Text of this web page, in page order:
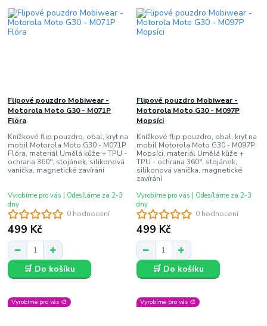
0 hodnocení
Flipové pouzdro Mobiwear -
Motorola Moto G30 - M071P
Flóra
Knížkové flip pouzdro, obal, kryt na
mobil Motorola Moto G30 - M071P
Flóra, materiál Umělá kůže + TPU -
ochrana 360°, stojánek, silikonová
vanička, magnetické zavírání
499 Kč
Vyrobíme pro vás | Odesíláme za 2-3
dny
🛒 Do košíku
0 hodnocení
Flipové pouzdro Mobiwear -
Motorola Moto G30 - M097P
Mopsíci
Knížkové flip pouzdro, obal, kryt na
mobil Motorola Moto G30 - M097P
Mopsíci, materiál Umělá kůže +
TPU - ochrana 360°, stojánek,
silikonová vanička, magnetické
zavírání
499 Kč
Vyrobíme pro vás | Odesíláme za 2-3
dny
🛒 Do košíku
Vyrobíme pro vás 🎨 Vyrobíme pro vás 🎨